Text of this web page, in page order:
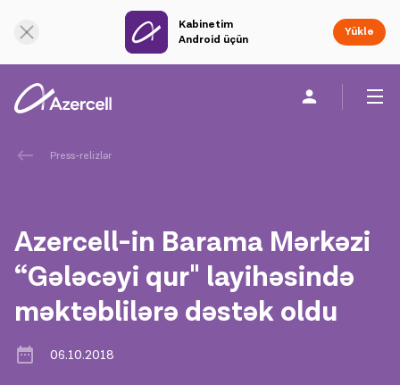
Kabinetim
Android üçün
Yüklə
Fərdi
Korporativ Sosial Məsuliyyət
Dayanıqlılıq
Karyera
Press-relizlər
Azercell-in Barama Mərkəzi
“Gələcəyi qur" layihəsində
məktəblilərə dəstək oldu
06.10.2018
Onlayn dəstək